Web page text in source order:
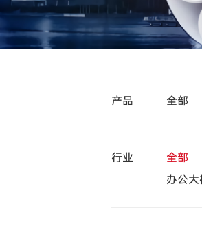
产品 全部
行业 全部
办公大